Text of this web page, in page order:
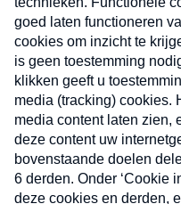
Nieuwsbrief